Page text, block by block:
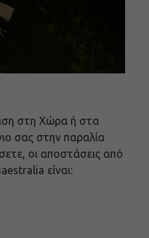
στη Χώρα ή στα
σας στην παραλία
οι αποστάσεις από
είναι: